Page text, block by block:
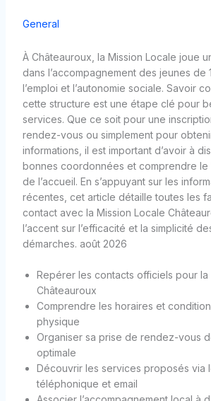
General
À Châteauroux, la Mission Locale joue
dans l’accompagnement des jeunes de
l’emploi et l’autonomie sociale. Savoir
cette structure est une étape clé pour
services. Que ce soit pour une
rendez-vous ou simplement pour
informations, il est important d’avoir à
bonnes coordonnées et comprendre le
de l’accueil. En s’appuyant sur les
récentes, cet article détaille toutes les
contact avec la Mission Locale
l’accent sur l’efficacité et la simplicité
démarches. août 2026
Repérer les contacts officiels pour la
Châteauroux
Comprendre les horaires et
physique
Organiser sa prise de rendez-vous
optimale
Découvrir les services proposés via
téléphonique et email